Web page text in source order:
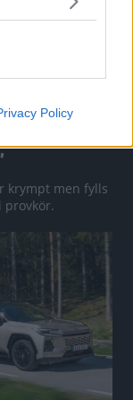
below Google
Policy
krympt men fylls
provkör.